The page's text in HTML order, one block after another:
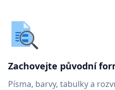
Zachovejte původní
Písma, barvy, tabulky a